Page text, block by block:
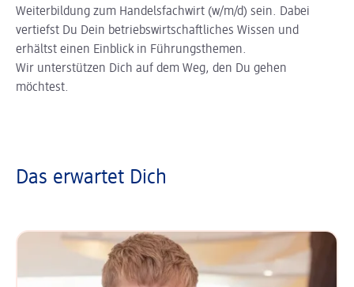
Weiterbildung zum Handelsfachwirt (w/m/d) sein. Dabei
vertiefst Du Dein betriebswirtschaftliches Wissen und
erhältst einen Einblick in Führungsthemen.
Wir unterstützen Dich auf dem Weg, den Du gehen
möchtest.
Das erwartet Dich